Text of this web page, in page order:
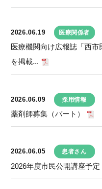
2026.06.19 医療関係者
医療機関向け広報誌「西市
を掲載...
2026.06.09 採用情報
薬剤師募集（パート）
2026.06.05 患者さん
2026年度市民公開講座予定